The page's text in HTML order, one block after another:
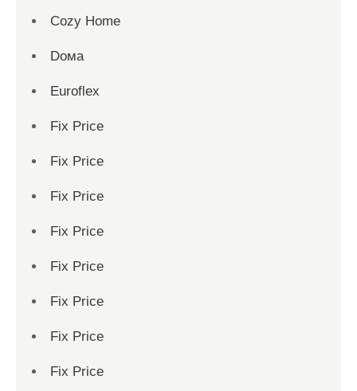
Cozy Home
Dома
Euroflex
Fix Price
Fix Price
Fix Price
Fix Price
Fix Price
Fix Price
Fix Price
Fix Price